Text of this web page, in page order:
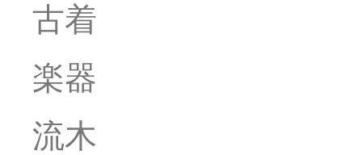
古着
楽器
流木